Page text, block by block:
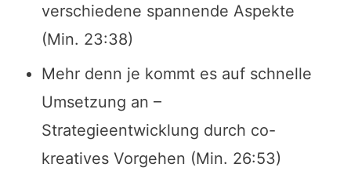
verschiedene spannende Aspekte
(Min. 23:38)
Mehr denn je kommt es auf schnelle
Umsetzung an –
Strategieentwicklung durch co-
kreatives Vorgehen (Min. 26:53)